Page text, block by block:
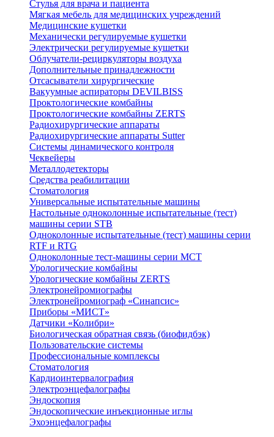
Стулья для врача и пациента
Мягкая мебель для медицинских учреждений
Медицинские кушетки
Механически регулируемые кушетки
Электрически регулируемые кушетки
Облучатели-рециркуляторы воздуха
Дополнительные принадлежности
Отсасыватели хирургические
Вакуумные аспираторы DEVILBISS
Проктологические комбайны
Проктологические комбайны ZERTS
Радиохирургические аппараты
Радиохирургические аппараты Sutter
Системы динамического контроля
Чеквейеры
Металлодетекторы
Средства реабилитации
Стоматология
Универсальные испытательные машины
Настольные одноколонные испытательные (тест)
машины серии STB
Одноколонные испытательные (тест) машины серии
RTF и RTG
Одноколонные тест-машины серии MCT
Урологические комбайны
Урологические комбайны ZERTS
Электронейромиографы
Электронейромиограф «Синапсис»
Приборы «МИСТ»
Датчики «Колибри»
Биологическая обратная связь (биофидбэк)
Пользовательские системы
Профессиональные комплексы
Стоматология
Кардиоинтервалография
Электроэнцефалографы
Эндоскопия
Эндоскопические инъекционные иглы
Эхоэнцефалографы